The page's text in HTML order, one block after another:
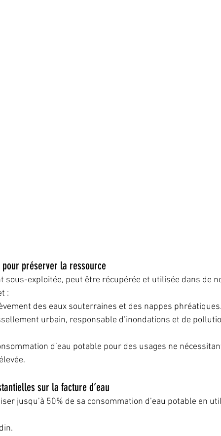
pour préserver la ressource
sous-exploitée, peut être récupérée et utilisée dans de
:
des eaux souterraines et des nappes
urbain, responsable d’inondations et de
d’eau potable pour des usages ne
sur la facture d’eau
jusqu’à 50% de sa consommation d’eau potable en